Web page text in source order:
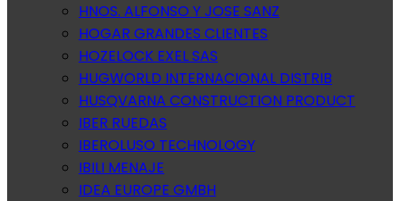
HNOS. ALFONSO Y JOSE SANZ
HOGAR GRANDES CLIENTES
HOZELOCK EXEL SAS
HUGWORLD INTERNACIONAL DISTRIB
HUSQVARNA CONSTRUCTION PRODUCT
IBER RUEDAS
IBEROLUSO TECHNOLOGY
IBILI MENAJE
IDEA EUROPE GMBH